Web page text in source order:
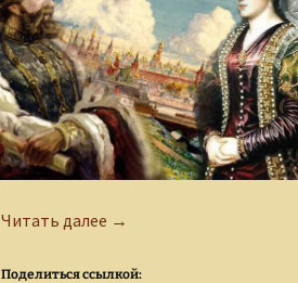
Читать далее Странная свадьба Ивана
→
Поделиться ссылкой: